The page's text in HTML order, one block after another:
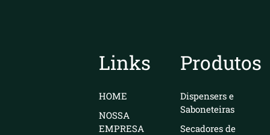
Links
HOME
NOSSA
EMPRESA
Produtos
Dispensers e
Saboneteiras
Secadores de